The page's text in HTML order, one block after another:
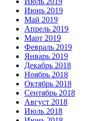
Июнь 2019
Май 2019
Апрель 2019
Март 2019
Февраль 2019
Январь 2019
Декабрь 2018
Ноябрь 2018
Октябрь 2018
Сентябрь 2018
Август 2018
Июль 2018